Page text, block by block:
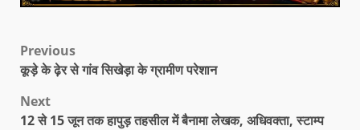
Previous
कूड़े के ढ़ेर से गांव सिखेड़ा के ग्रामीण परेशान
Next
12 से 15 जून तक हापुड़ तहसील में बैनामा लेखक, अधिवक्ता, स्टाम्प